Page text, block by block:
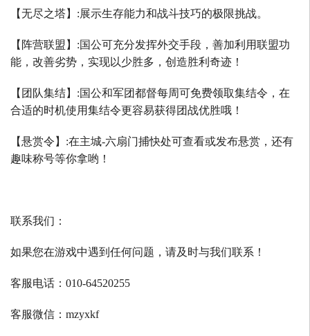
【无尽之塔】 :展示生存能力和战斗技巧的极限挑战。
【阵营联盟】 :国公可充分发挥外交手段，善加利用联盟功
能，改善劣势，实现以少胜多，创造胜利奇迹！
【团队集结】 :国公和军团都督每周可免费领取集结令，在
合适的时机使用集结令更容易获得团战优胜哦！
【悬赏令】 :在主城-六扇门捕快处可查看或发布悬赏，还有
趣味称号等你拿哟！
联系我们：
如果您在游戏中遇到任何问题，请及时与我们联系！
客服电话： 010-64520255
客服微信： mzyxkf